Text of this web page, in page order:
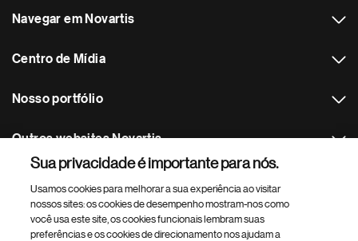
Navegar em Novartis
Centro de Mídia
Nosso portfólio
Outros websites Novartis
Footer Site Search
Sua privacidade é importante para nós.
Usamos cookies para melhorar a sua experiência ao visitar
nossos sites: os cookies de desempenho mostram-nos como
você usa este site, os cookies funcionais lembram suas
preferências e os cookies de direcionamento nos ajudam a